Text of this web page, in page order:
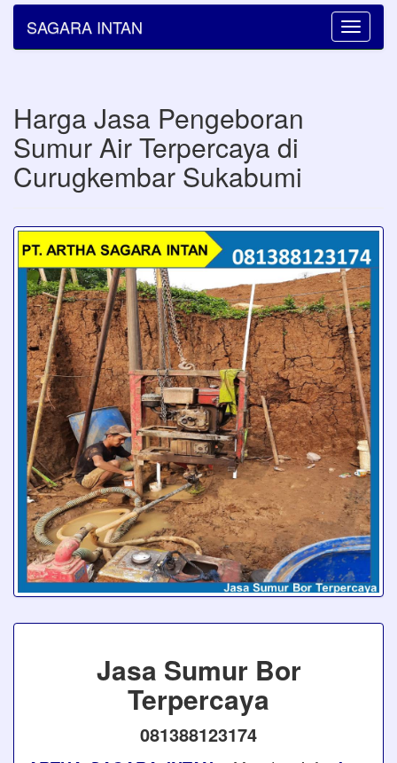
Toggle
SAGARA INTAN
Harga Jasa Pengeboran
Sumur Air Terpercaya di
Curugkembar Sukabumi
Jasa Sumur Bor
Terpercaya
081388123174